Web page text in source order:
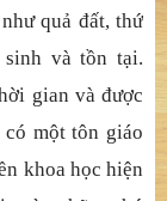
quả đất, thứ
và tồn tại.
gian và được
một tôn giáo
khoa học hiện